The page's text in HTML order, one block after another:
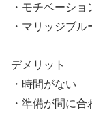
・モチベーシ
・マリッジブ
デメリット
・時間がない
・準備が間に合